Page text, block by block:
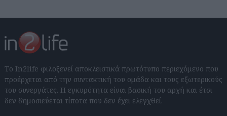
Το In2life φιλοξενεί αποκλειστικά πρωτότυπο περιεχόμενο που
προέρχεται από την συντακτική του ομάδα και τους εξωτερικούς
του συνεργάτες. Η εγκυρότητα είναι βασική του αρχή και έτσι
δεν δημοσιεύεται τίποτα που δεν έχει ελεγχθεί.